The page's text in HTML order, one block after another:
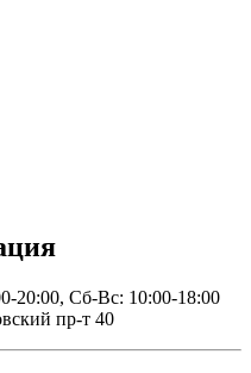
20:00, Сб-Вс: 10:00-18:00
пр-т 40